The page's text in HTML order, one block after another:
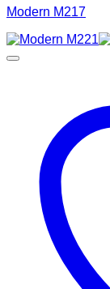
Modern M217